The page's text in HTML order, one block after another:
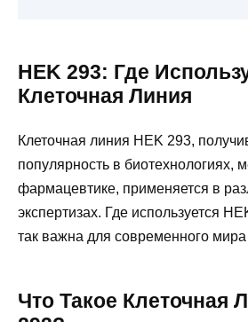
HEK 293: Где
Клеточная Линия
Клеточная линия HEK 293,
популярность в биотехнологиях,
фармацевтике, применяется в
экспертизах. Где используется
так важна для современного мира
Что Такое Клеточная